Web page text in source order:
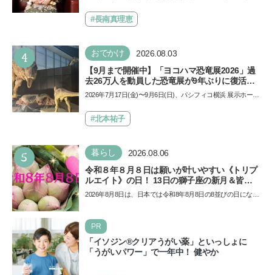
できると子どもに知ってほしい
ザ…
#長南真理恵
4 おでかけ 2026.08.03
【9月まで開催中】「ヨコハマ恐竜展2026」過
去26万人を動員した恐竜展が9年ぶりに復活！
夏休みのおでかけで楽しむポイントを完全ガイ
2026年7月17日(金)〜9月6日(日)、パシフィコ横浜 展示ホール
催…
#北本祐子
5 暮らし 2026.08.06
令和８年８月８日は願いが叶いやすい《トリプ
ルエイト》の日！ 13日の獅子座の新月＆皆既
日食の影響にも注目
2026年8月8日は、日本では令和8年8月8日の8並びの日になり
PR
「イソジン®クリアうがい薬」といっしょに
「うがいパワー」で一年中！ 健やか